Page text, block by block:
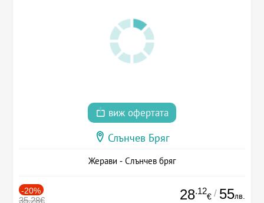
виж офертата
Слънчев Бряг
Жерави - Слънчев бряг
-20%
35.28€ 28.12
€ / 55лв.